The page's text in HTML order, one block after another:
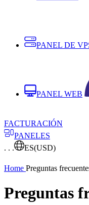
PANEL DE
PANEL WEB
FACTURACIÓN
PANELES
. . .
ES(USD)
Home Preguntas
Preguntas